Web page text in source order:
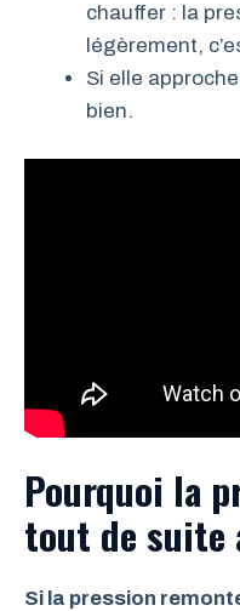
chauffer : la
légèrement,
Si elle
bien.
Pourquoi la
tout de suite
Si la pression